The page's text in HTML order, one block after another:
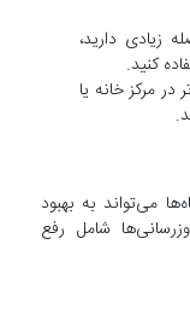
زیادی دارید،
کنید.
در مرکز خانه یا
می‌تواند به بهبود
شامل رفع